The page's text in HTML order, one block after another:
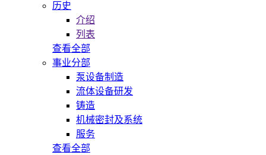
历史
介绍
列表
查看全部
事业分部
泵设备制造
流体设备研发
铸造
机械密封及系统
服务
查看全部